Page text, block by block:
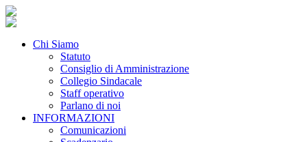
Chi Siamo
Statuto
Consiglio di Amministrazione
Collegio Sindacale
Staff operativo
Parlano di noi
INFORMAZIONI
Comunicazioni